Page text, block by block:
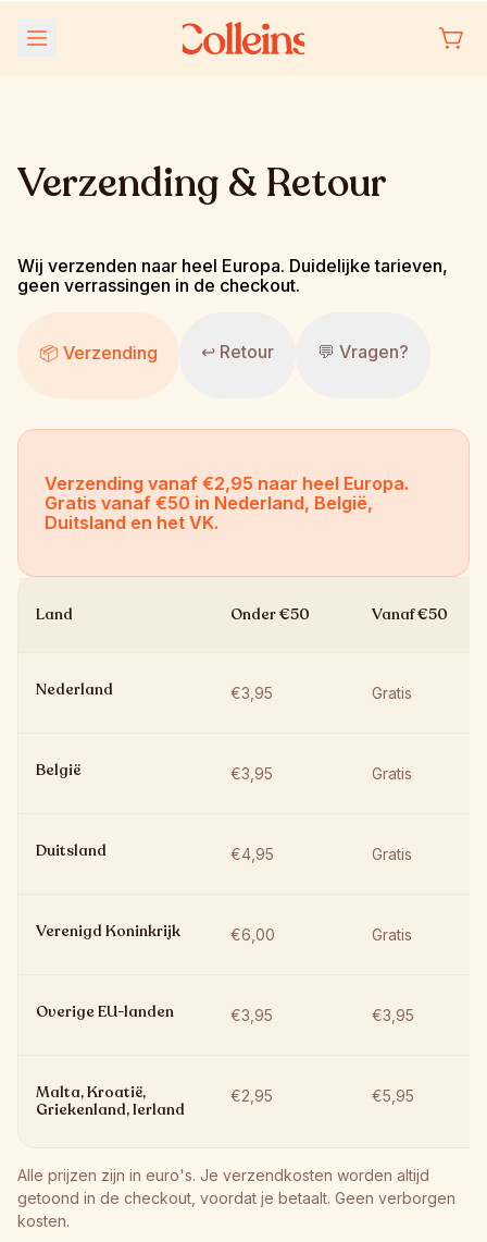
Meteen
content
Verzending & Retour
Wij verzenden naar heel Europa. Duidelijke tarieven,
geen verrassingen in de checkout.
📦 Verzending ↩ Retour 💬 Vragen?
Verzending vanaf €2,95 naar heel Europa.
Gratis vanaf €50 in Nederland, België,
Duitsland en het VK.
Land Onder €50 Vanaf €50
Nederland €3,95 Gratis
België €3,95 Gratis
Duitsland €4,95 Gratis
Verenigd Koninkrijk €6,00 Gratis
Overige EU-landen €3,95 €3,95
Malta, Kroatië,
Griekenland, Ierland
€2,95 €5,95
Alle prijzen zijn in euro's. Je verzendkosten worden altijd
getoond in de checkout, voordat je betaalt. Geen verborgen
kosten.